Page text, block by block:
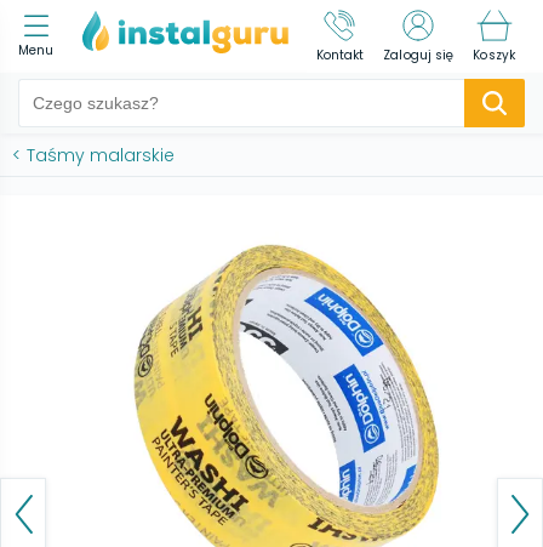
Menu Kontakt Zaloguj się Koszyk
< Taśmy malarskie